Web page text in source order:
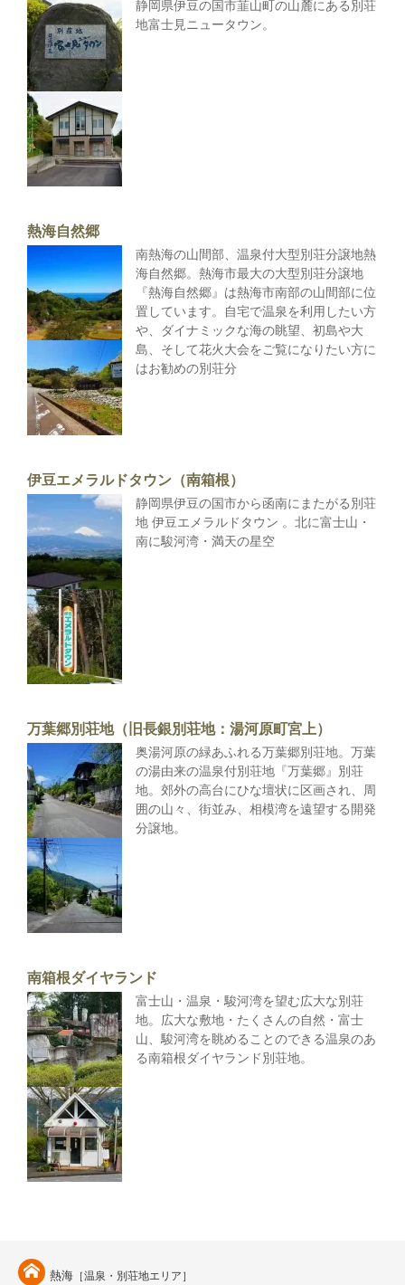
静岡県伊豆の国市韮山町の山麓にある別荘
地富士見ニュータウン。
熱海自然郷
南熱海の山間部、温泉付大型別荘分譲地熱
海自然郷。熱海市最大の大型別荘分譲地
『熱海自然郷』は熱海市南部の山間部に位
置しています。自宅で温泉を利用したい方
や、ダイナミックな海の眺望、初島や大
島、そして花火大会をご覧になりたい方に
はお勧めの別荘分
伊豆エメラルドタウン（南箱根）
静岡県伊豆の国市から函南にまたがる別荘
地 伊豆エメラルドタウン 。北に富士山・
南に駿河湾・満天の星空
万葉郷別荘地（旧長銀別荘地：湯河原町宮上）
奥湯河原の緑あふれる万葉郷別荘地。万葉
の湯由来の温泉付別荘地『万葉郷』別荘
地。郊外の高台にひな壇状に区画され、周
囲の山々、街並み、相模湾を遠望する開発
分譲地。
南箱根ダイヤランド
富士山・温泉・駿河湾を望む広大な別荘
地。広大な敷地・たくさんの自然・富士
山、駿河湾を眺めることのできる温泉のあ
る南箱根ダイヤランド別荘地。
熱海 ［温泉・別荘地エリア］